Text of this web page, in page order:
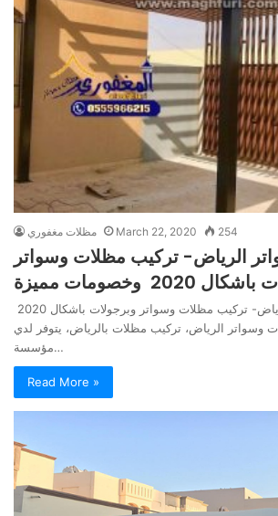
مظلات مغفوري March 22, 2020 254
الرياض- تركيب مظلات وسواتر
2020 وخصومات مميزة
الرياض، تركيب مظلات بالرياض، يتوفر لدي
مؤسسة…
Read More »